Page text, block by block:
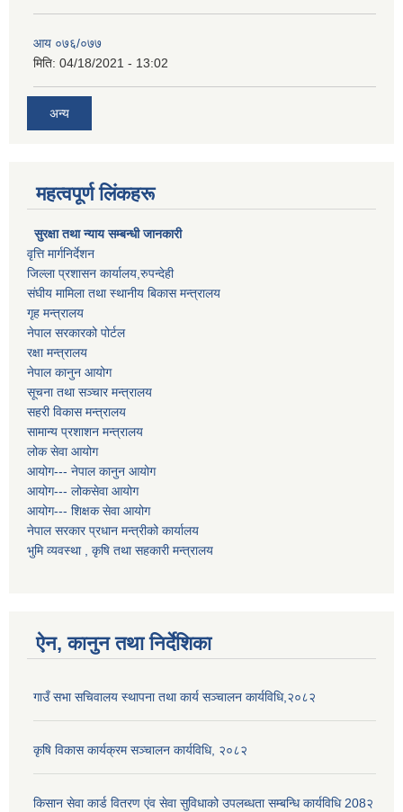
आय ०७६/०७७
मिति: 04/18/2021 - 13:02
अन्य
महत्वपूर्ण लिंकहरू
सुरक्षा तथा न्याय सम्बन्धी जानकारी
वृत्ति मार्गनिर्देशन
जिल्ला प्रशासन कार्यालय,रुपन्देही
संघीय मामिला तथा स्थानीय बिकास मन्त्रालय
गृह मन्त्रालय
नेपाल सरकारको पोर्टल
रक्षा मन्त्रालय
नेपाल कानुन आयोग
सूचना तथा सञ्चार मन्त्रालय
सहरी विकास मन्त्रालय
सामान्य प्रशाशन मन्त्रालय
लोक सेवा आयोग
आयोग--- नेपाल कानुन आयोग
आयोग--- लोकसेवा आयोग
आयोग--- शिक्षक सेवा आयोग
नेपाल सरकार प्रधान मन्त्रीको कार्यालय
भुमि व्यवस्था , कृषि तथा सहकारी मन्त्रालय
ऐन, कानुन तथा निर्देशिका
गाउँ सभा सचिवालय स्थापना तथा कार्य सञ्चालन कार्यविधि,२०८२
कृषि विकास कार्यक्रम सञ्चालन कार्यविधि, २०८२
किसान सेवा कार्ड वितरण एंव सेवा सुविधाको उपलब्धता सम्बन्धि कार्यविधि 208२